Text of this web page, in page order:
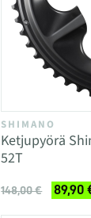
SHIMANO
Ketjupyörä
52T
148,00 € 89,90